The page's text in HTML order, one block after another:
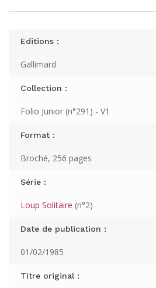
Editions :
Gallimard
Collection :
Folio Junior (n°291) - V1
Format :
Broché, 256 pages
Série :
Loup Solitaire (n°2)
Date de publication :
01/02/1985
Titre original :